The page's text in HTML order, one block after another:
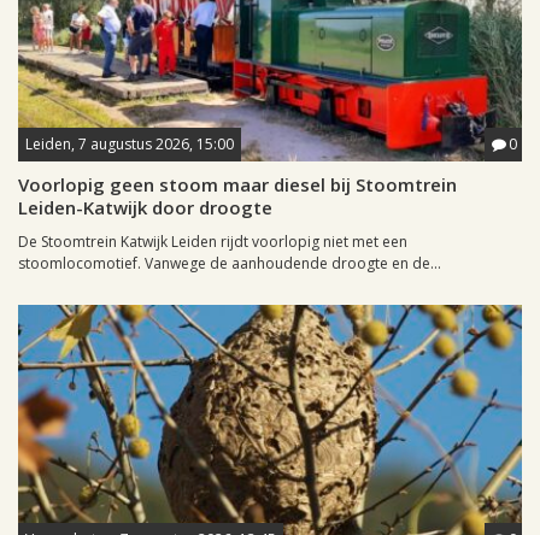
Leiden, 7 augustus 2026, 15:00 0
Voorlopig geen stoom maar diesel bij Stoomtrein
Leiden-Katwijk door droogte
De Stoomtrein Katwijk Leiden rijdt voorlopig niet met een
stoomlocomotief. Vanwege de aanhoudende droogte en de...